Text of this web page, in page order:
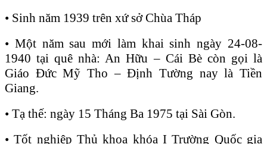
• Sinh năm 1939 trên xứ sở Chùa Tháp
• Một năm sau mới làm khai sinh ngày 24-08-
1940 tại quê nhà: An Hữu – Cái Bè còn gọi là
Giáo Đức Mỹ Tho – Định Tường nay là Tiền
Giang.
• Tạ thế: ngày 15 Tháng Ba 1975 tại Sài Gòn.
• Tốt nghiệp Thủ khoa khóa I Trường Quốc gia